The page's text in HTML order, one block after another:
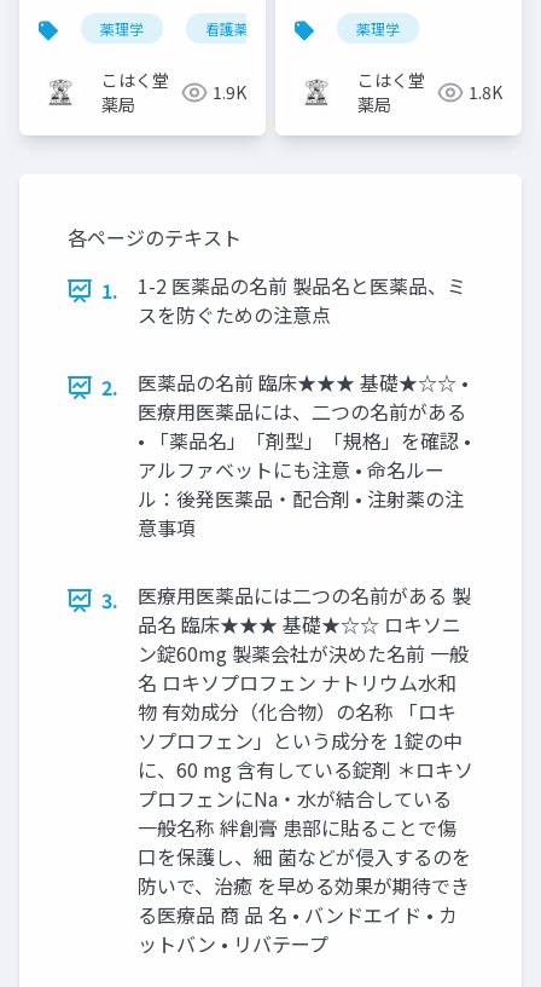
薬理学 看護薬理学
こはく堂
薬局
1.9K
薬理学
こはく堂
薬局
1.8K
各ページのテキスト
1.
1-2 医薬品の名前 製品名と医薬品、ミ
スを防ぐための注意点
2.
医薬品の名前 臨床★★★ 基礎★☆☆ •
医療用医薬品には、二つの名前がある
• 「薬品名」「剤型」「規格」を確認 •
アルファベットにも注意 • 命名ルー
ル：後発医薬品・配合剤 • 注射薬の注
意事項
3.
医療用医薬品には二つの名前がある 製
品名 臨床★★★ 基礎★☆☆ ロキソニ
ン錠60mg 製薬会社が決めた名前 一般
名 ロキソプロフェン ナトリウム水和
物 有効成分（化合物）の名称 「ロキ
ソプロフェン」という成分を 1錠の中
に、60 mg 含有している錠剤 ＊ロキソ
プロフェンにNa・水が結合している
一般名称 絆創膏 患部に貼ることで傷
口を保護し、細 菌などが侵入するのを
防いで、治癒 を早める効果が期待でき
る医療品 商 品 名 • バンドエイド • カ
ットバン • リバテープ